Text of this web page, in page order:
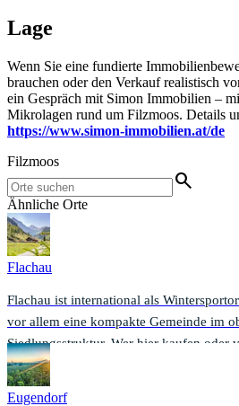
Lage
Wenn Sie eine fundierte
brauchen oder den Verkauf realistisch
ein Gespräch mit Simon Immobilien –
Mikrolagen rund um Filzmoos. Details
https://www.simon-immobilien.at/de
Filzmoos
search
Ähnliche Orte
Flachau
Flachau ist international als
vor allem eine kompakte Gemeinde im
Siedlungsstruktur. Wer hier kaufen oder
einen Markt, der stark von Lagequalität,
touristischer Nutzung mitgeprägt ist.
Eugendorf